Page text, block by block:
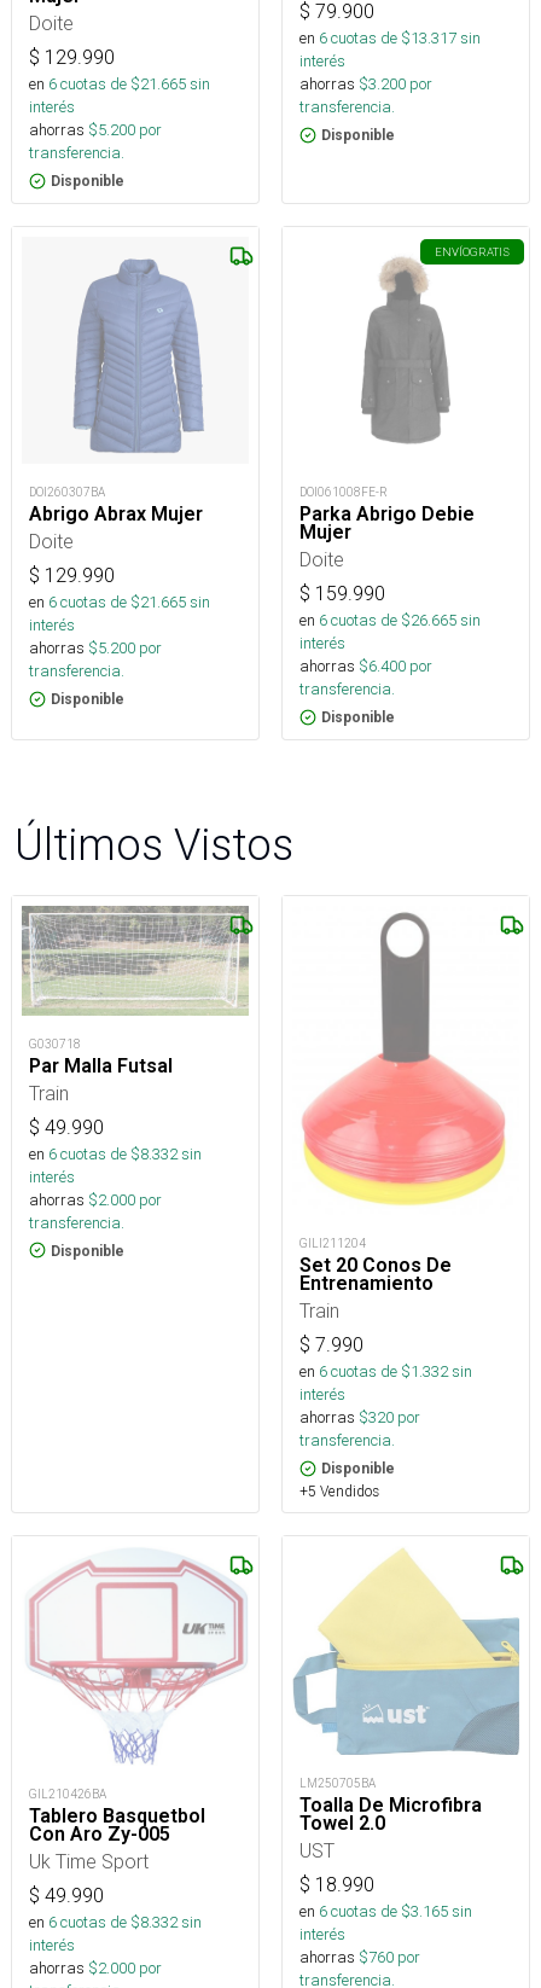
Doite
$ 129.990
en 6cuotas de $21.665sin
interés
ahorras $5.200 por
transferencia.
Disponible
$ 79.900
en 6cuotas de $13.317sin
interés
ahorras $3.200 por
transferencia.
Disponible
DOI260307BA
Abrigo Abrax Mujer
Doite
$ 129.990
en 6cuotas de $21.665sin
interés
ahorras $5.200 por
transferencia.
Disponible
ENVÍOGRATIS
DOI061008FE-R
Parka Abrigo Debie
Mujer
Doite
$ 159.990
en 6cuotas de $26.665sin
interés
ahorras $6.400 por
transferencia.
Disponible
Últimos Vistos
G030718
Par Malla Futsal
Train
$ 49.990
en 6cuotas de $8.332sin
interés
ahorras $2.000 por
transferencia.
Disponible GILI211204
Set 20 Conos De
Entrenamiento
Train
$ 7.990
en 6cuotas de $1.332sin
interés
ahorras $320 por
transferencia.
Disponible
+5 Vendidos
GIL210426BA
Tablero Basquetbol
Con Aro Zy-005
Uk Time Sport
$ 49.990
en 6cuotas de $8.332sin
interés
ahorras $2.000 por
LM250705BA
Toalla De Microfibra
Towel 2.0
UST
$ 18.990
en 6cuotas de $3.165sin
interés
ahorras $760 por
transferencia.